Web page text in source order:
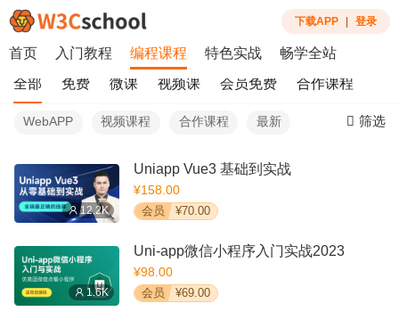
下载APP 登录
首页 入门教程 编程课程 特色实战 畅学全站
全部 免费 微课 视频课 会员免费 合作课程
WebAPP 视频课程 合作课程 最新 筛选
12.2K
Uniapp Vue3 基础到实战
¥158.00
会员 ¥70.00
1.6K
Uni-app微信小程序入门实战2023
¥98.00
会员 ¥69.00